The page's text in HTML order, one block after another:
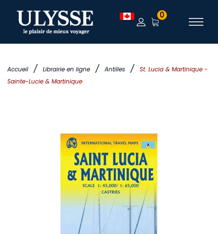
Accueil / Librairie en ligne / Antilles /
St. Lucia & Martinique -
Sainte-Lucie & Martinique
0